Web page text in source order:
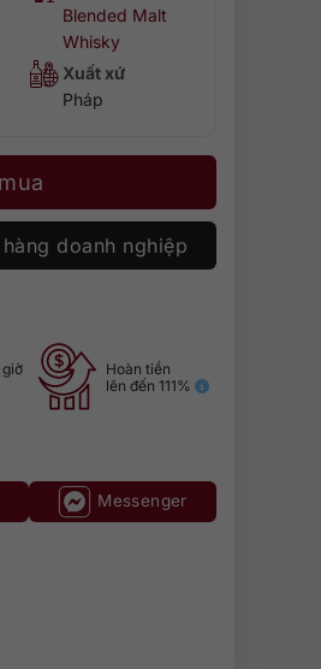
Blended Malt
Whisky
Xuất xứ
Pháp
doanh nghiệp
giờ
Hoàn tiền
lên đến 111%
Messenger